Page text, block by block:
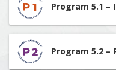
Program 5.1 –
Program 5.2 –